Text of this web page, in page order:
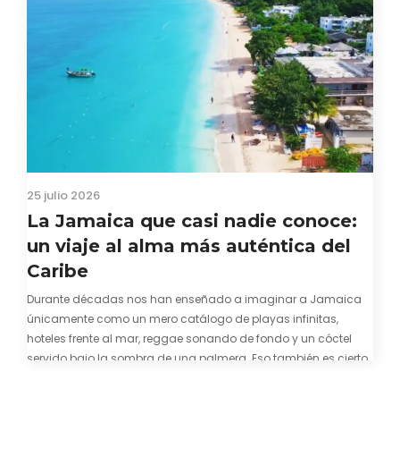
25 julio 2026
La Jamaica que casi nadie conoce:
un viaje al alma más auténtica del
Caribe
Durante décadas nos han enseñado a imaginar a Jamaica
únicamente como un mero catálogo de playas infinitas,
hoteles frente al mar, reggae sonando de fondo y un cóctel
servido bajo la sombra de una palmera. Eso también es cierto.